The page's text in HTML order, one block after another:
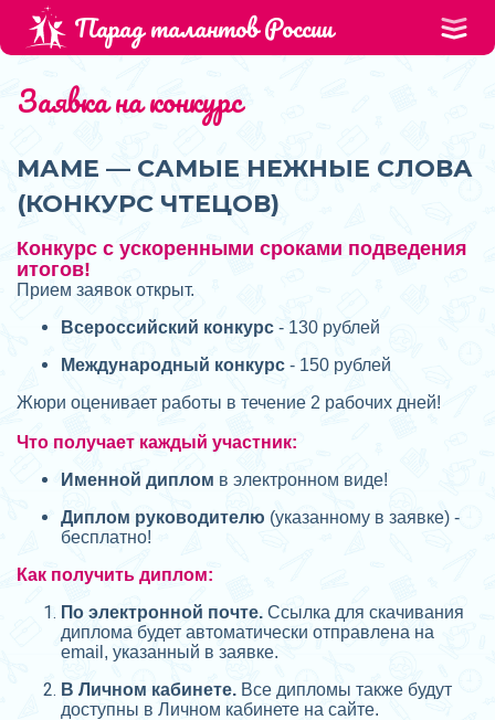
Парад талантов России
Заявка на конкурс
МАМЕ — САМЫЕ НЕЖНЫЕ СЛОВА
(КОНКУРС ЧТЕЦОВ)
Конкурс с ускоренными сроками подведения
итогов!
Прием заявок открыт.
Всероссийский конкурс - 130 рублей
Международный конкурс - 150 рублей
Жюри оценивает работы в течение 2 рабочих дней!
Что получает каждый участник:
Именной диплом в электронном виде!
Диплом руководителю (указанному в заявке) -
бесплатно!
Как получить диплом:
По электронной почте. Ссылка для скачивания
диплома будет автоматически отправлена на
email, указанный в заявке.
В Личном кабинете. Все дипломы также будут
доступны в Личном кабинете на сайте.